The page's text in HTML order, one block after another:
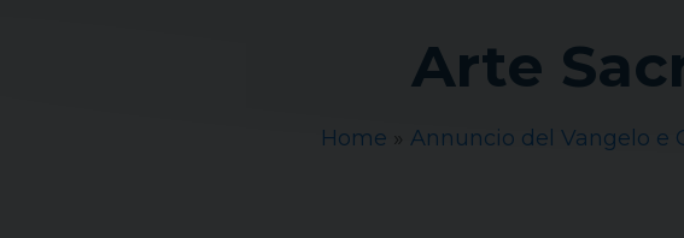
Arte
Home » Annuncio del Vangelo e